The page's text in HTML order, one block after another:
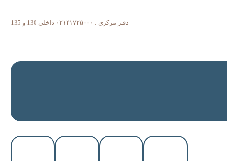
دفتر مرکزی : ۰۲۱۴۱۷۲۵۰۰۰ داخلی 130 و 135